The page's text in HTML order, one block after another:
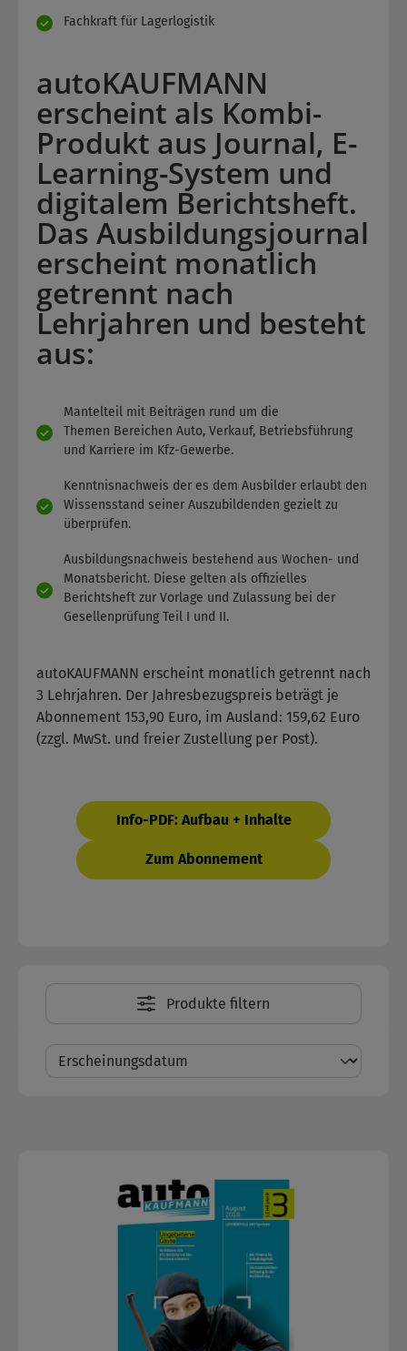
Fachkraft für Lagerlogistik
autoKAUFMANN
erscheint als Kombi-
Produkt aus Journal, E-
Learning-System und
digitalem Berichtsheft.
Das Ausbildungsjournal
erscheint monatlich
getrennt nach
Lehrjahren und besteht
aus:
Mantelteil mit Beiträgen rund um die
Themen Bereichen Auto, Verkauf, Betriebsführung
und Karriere im Kfz-Gewerbe.
Kenntnisnachweis der es dem Ausbilder erlaubt den
Wissensstand seiner Auszubildenden gezielt zu
überprüfen.
Ausbildungsnachweis bestehend aus Wochen- und
Monatsbericht. Diese gelten als offizielles
Berichtsheft zur Vorlage und Zulassung bei der
Gesellenprüfung Teil I und II.
autoKAUFMANN erscheint monatlich getrennt nach
3 Lehrjahren. Der Jahresbezugspreis beträgt je
Abonnement 153,90 Euro, im Ausland: 159,62 Euro
(zzgl. MwSt. und freier Zustellung per Post).
Info-PDF: Aufbau + Inhalte
Zum Abonnement
Produkte filtern